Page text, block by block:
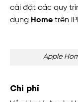
cài đặt các quy
dụng Home trên
Apple
Chi phí